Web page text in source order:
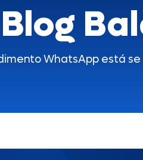
Blog
WhatsApp está